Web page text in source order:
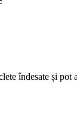
îndesate și